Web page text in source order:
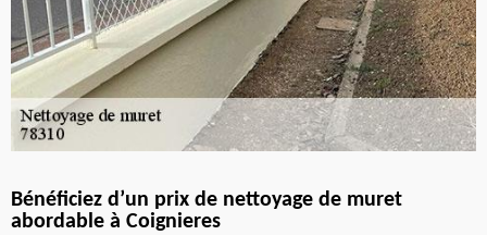
Bénéficiez d’un prix de nettoyage de muret
abordable à Coignieres